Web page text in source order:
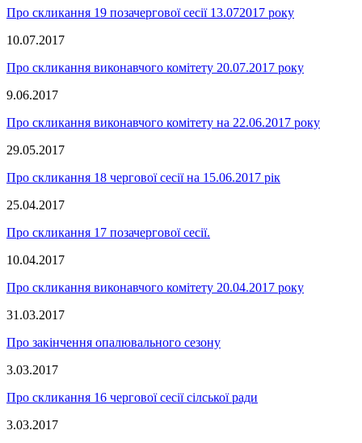
Про скликання 19 позачергової сесії 13.072017 року
10.07.2017
Про скликання виконавчого комітету 20.07.2017 року
9.06.2017
Про скликання виконавчого комітету на 22.06.2017 року
29.05.2017
Про скликання 18 чергової сесії на 15.06.2017 рік
25.04.2017
Про скликання 17 позачергової сесії.
10.04.2017
Про скликання виконавчого комітету 20.04.2017 року
31.03.2017
Про закінчення опалювального сезону
3.03.2017
Про скликання 16 чергової сесії сілської ради
3.03.2017